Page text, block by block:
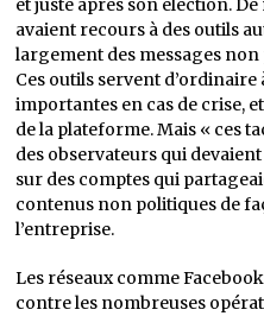
et juste après son élection.
avaient recours à des outils
largement des messages
Ces outils servent
importantes en cas de crise,
de la plateforme. Mais « ces
des observateurs qui
sur des comptes qui
contenus non politiques de
l’entreprise.
Les réseaux comme
contre les nombreuses